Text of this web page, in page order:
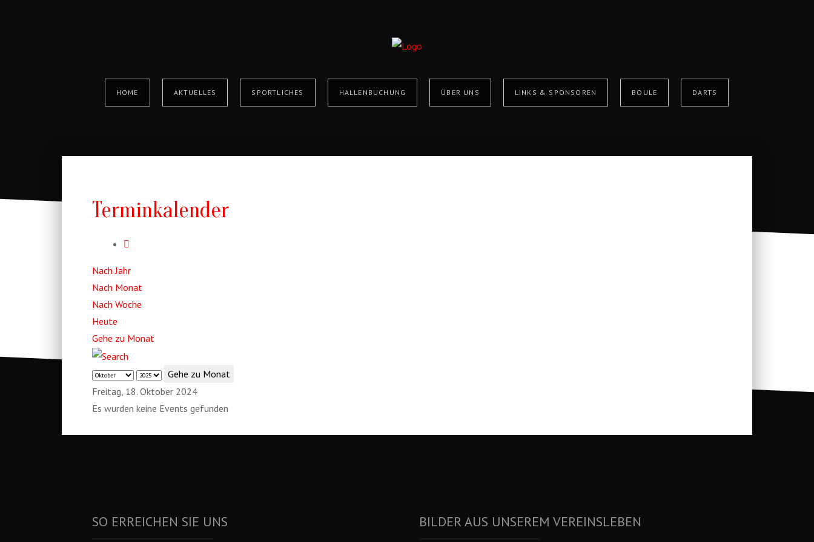
HOME AKTUELLES SPORTLICHES HALLENBUCHUNG ÜBER UNS LINKS & SPONSOREN BOULE DARTS
Terminkalender
Nach Jahr
Nach Monat
Nach Woche
Heute
Gehe zu Monat
Gehe zu Monat
Freitag, 18. Oktober 2024
Es wurden keine Events gefunden
SO ERREICHEN SIE UNS BILDER AUS UNSEREM VEREINSLEBEN